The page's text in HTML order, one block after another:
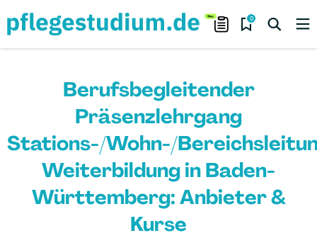
0
Berufsbegleitender
Präsenzlehrgang
Stations-/Wohn-/
Weiterbildung in Baden-
Württemberg: Anbieter &
Kurse